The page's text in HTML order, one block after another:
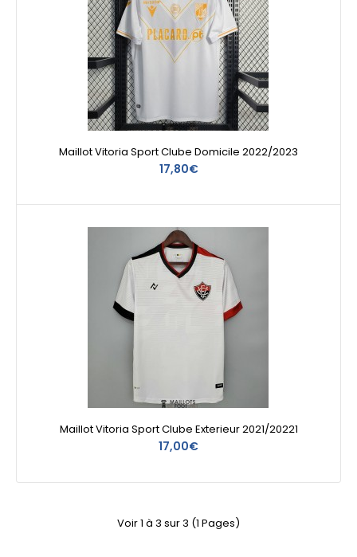
Maillot Vitoria Sport Clube Domicile 2022/2023
17,80€
Maillot Vitoria Sport Clube Exterieur 2021/20221
17,00€
Voir 1 à 3 sur 3 (1 Pages)